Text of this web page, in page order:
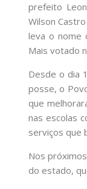
prefeito
Wilson
leva o nome
Mais votado
Desde o dia
posse, o
que
nas escolas
serviços que
Nos
do estado,